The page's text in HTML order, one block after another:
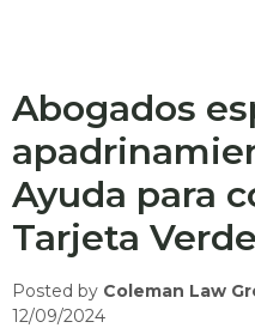
Abogados
Ayuda para
Tarjeta Verde
Posted by Coleman Law
12/09/2024